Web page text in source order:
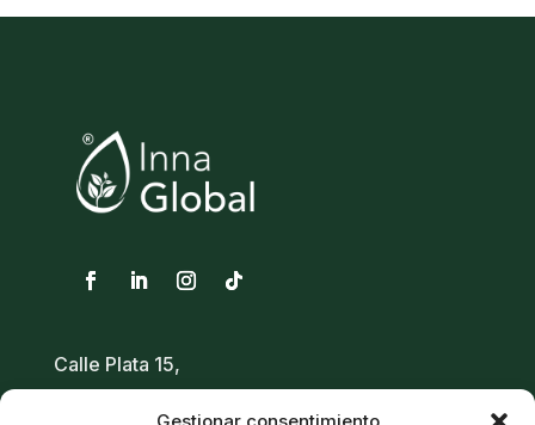
Calle Plata 15,